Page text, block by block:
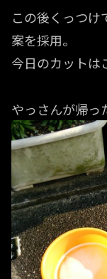
この後くっつ
案を採用。
今日のカットは
やっさんが帰っ